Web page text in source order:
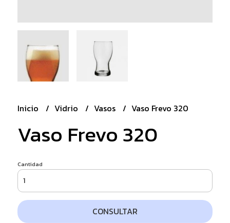
Inicio Vidrio Vasos Vaso Frevo 320
Vaso Frevo 320
Cantidad
CONSULTAR